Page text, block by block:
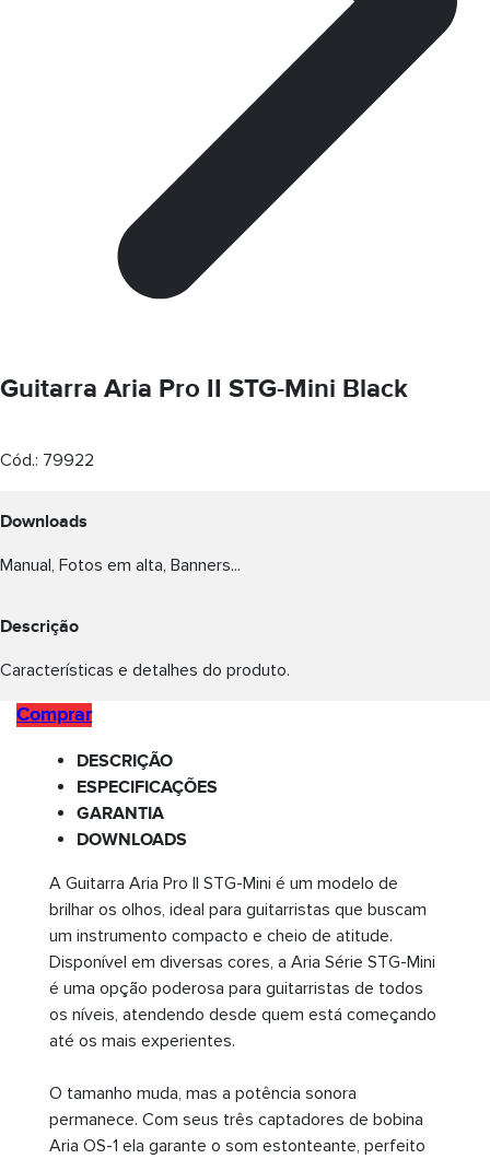
Guitarra Aria Pro II STG-Mini Black
Cód.: 79922
Downloads
Manual, Fotos em alta, Banners...
Descrição
Características e detalhes do produto.
Comprar
DESCRIÇÃO
ESPECIFICAÇÕES
GARANTIA
DOWNLOADS
A Guitarra Aria Pro II STG-Mini é um modelo de
brilhar os olhos, ideal para guitarristas que buscam
um instrumento compacto e cheio de atitude.
Disponível em diversas cores, a Aria Série STG-Mini
é uma opção poderosa para guitarristas de todos
os níveis, atendendo desde quem está começando
até os mais experientes.
O tamanho muda, mas a potência sonora
permanece. Com seus três captadores de bobina
Aria OS-1 ela garante o som estonteante, perfeito